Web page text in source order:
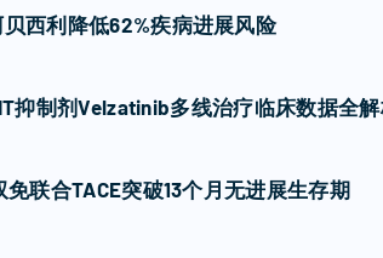
西利降低62%疾病进展风险
抑制剂Velzatinib多线治疗临床数据全
联合TACE突破13个月无进展生存期